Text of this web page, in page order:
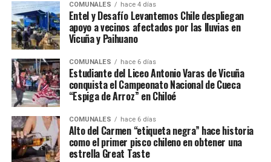
COMUNALES hace 4 días
Entel y Desafío Levantemos Chile despliegan
apoyo a vecinos afectados por las lluvias en
Vicuña y Paihuano
COMUNALES hace 6 días
Estudiante del Liceo Antonio Varas de Vicuña
conquista el Campeonato Nacional de Cueca
“Espiga de Arroz” en Chiloé
COMUNALES hace 6 días
Alto del Carmen “etiqueta negra” hace historia
como el primer pisco chileno en obtener una
estrella Great Taste